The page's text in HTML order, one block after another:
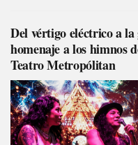
Del vértigo eléctrico a
homenaje a los himnos
Teatro Metropólitan